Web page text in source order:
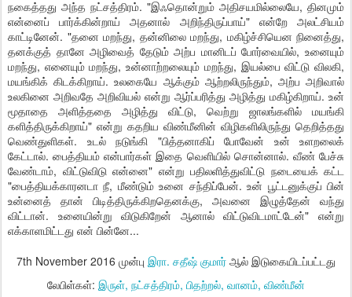
நகைத்தது அந்த நட்சத்திரம். "இஃதொன்றும் அதிசயமில்லையே, தினமும்
என்னைப் பார்க்கின்றாய் அதனால் அறிந்திருப்பாய்" என்றே அலட்சியம்
காட்டினேன். "தனை மறந்து, தன்னிலை மறந்து, மகிழ்ச்சியென நினைத்து,
தனக்குத் தானே அழிவைத் தேடும் அற்ப மானிடப் போர்வையில், உனையும்
மறந்து, எனையும் மறந்து, உன்னாற்றலையும் மறந்து, இயல்பை விட்டு விலகி,
மயங்கிக் கிடக்கிறாய். உலகையே ஆக்கும் ஆற்றலிருந்தும், அற்ப அறிவால்
உலகினை அறிவதே அறிவியல் என்று ஆர்ப்பரித்து அழித்து மகிழ்கிறாய். உன்
மூதாதை அளித்ததை அழித்து விட்டு, வெற்று ஜாலங்களில் மயங்கி
களித்திருக்கிறாய்" என்று கதறிய விண்மீனின் விழிகளிலிருந்து தெறித்தது
வெண்துளிகள். உடல் நடுங்கி "பித்தனாகிப் போவேன் உன் உளறலைக்
கேட்டால். பைத்தியம் என்பார்கள் இதை வெளியில் சொன்னால். வீண் பேச்சு
வேண்டாம், விட்டுவிடு என்னை" என்று பதிலளித்துவிட்டு நடையைக் கட்ட
"பைத்தியக்காரனடா நீ, மீண்டும் உனை சந்திப்பேன். உன் பூட்டனுக்குப் பின்
உன்னைத் தான் பிடித்திருக்கிறதெனக்கு, அவனை இழுத்தேன் வந்து
விட்டான். உனையின்று விடுகிறேன் ஆனால் விட்டுவிடமாட்டேன்" என்று
எக்காளமிட்டது என் பின்னே...
7th November 2016 முன்பு இரா. சதீஷ் குமார் ஆல் இடுகையிடப்பட்டது
லேபிள்கள்: இருள் நட்சத்திரம் பிதற்றல் வானம் விண்மீன்